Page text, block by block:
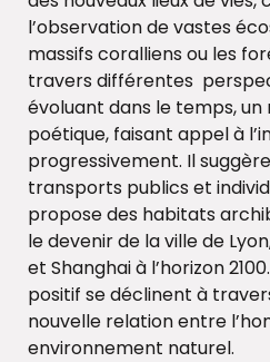
l’observation de vastes
massifs coralliens ou les
travers différentes
évoluant dans le temps,
poétique, faisant appel à
progressivement. Il
transports publics et
propose des habitats
le devenir de la ville de
et Shanghai à l’horizon
positif se déclinent à
nouvelle relation entre
environnement naturel.